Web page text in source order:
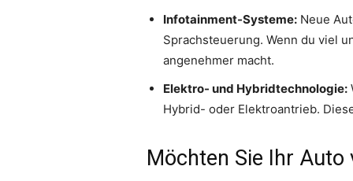
Infotainment-Systeme: Neue
Sprachsteuerung. Wenn du viel
angenehmer macht.
Elektro- und Hybridtechnologie:
Hybrid- oder Elektroantrieb.
Möchten Sie Ihr Auto